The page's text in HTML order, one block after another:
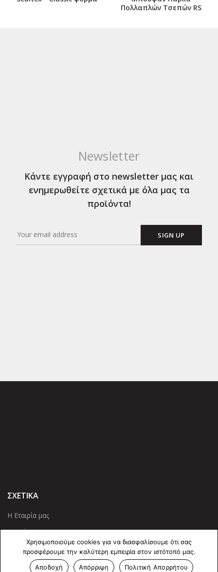
Πολλαπλών Τσεπών RS
Newsletter
Κάντε εγγραφή στο newsletter μας και
ενημερωθείτε σχετικά με όλα μας τα
προϊόντα!
ΣΧΕΤΙΚΑ
Η Εταιρία μας
Προϊόντα
Οι Υπηρεσίες μας
Χρησιμοποιούμε cookies για να διασφαλίσουμε ότι σας
προσφέρουμε την καλύτερη εμπειρία στον ιστότοπό μας.
Αποδοχή
Απόρριψη Πολιτική Απορρήτου